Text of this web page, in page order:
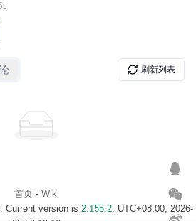
首页- Wiki
. Current version is 2.155.2. UTC+08:00, 2026-